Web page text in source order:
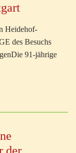
Heidehof-
des Besuchs
91-jährige